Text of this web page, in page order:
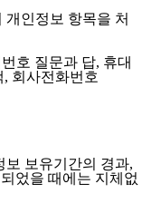
개인정보 항목을 처
호 질문과 답, 휴대
회사전화번호
보유기간의 경과,
었을 때에는 지체없